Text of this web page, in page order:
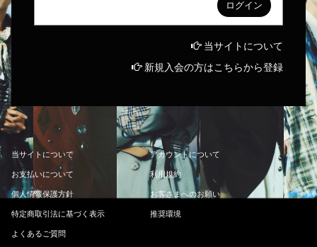
当サイトについて
新規入会の方はこちらから登録
当サイ ト について アカウントについて
お支払いについて 利用規約
個人情報保護方針 お客さまへのお願い
特定商取引法に基づく 表示 推奨環境
よ く あるご質問